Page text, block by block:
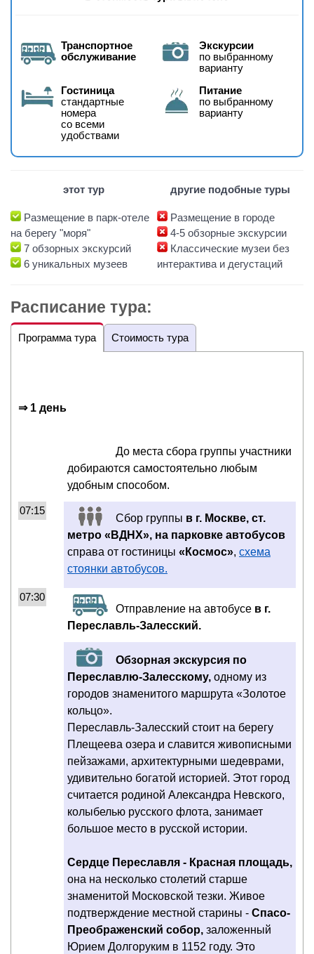
Транспортное
обслуживание
Экскурсии
по выбранному
варианту
Гостиница
стандартные
номера
со всеми
удобствами
Питание
по выбранному
варианту
этот тур
Размещение в парк-отеле
на берегу "моря"
7 обзорных экскурсий
6 уникальных музеев
другие подобные туры
Размещение в городе
4-5 обзорные экскурсии
Классические музеи без
интерактива и дегустаций
Расписание тура:
Программа тура Стоимость тура
⇒ 1 день
До места сбора группы участники
добираются самостоятельно любым
удобным способом.
07:15
Сбор группы в г. Москве, ст.
метро «ВДНХ», на парковке автобусов
справа от гостиницы «Космос», схема
стоянки автобусов.
07:30
Отправление на автобусе в г.
Переславль-Залесский.
Обзорная экскурсия по
Переславлю-Залесскому, одному из
городов знаменитого маршрута «Золотое
кольцо».
Переславль-Залесский стоит на берегу
Плещеева озера и славится живописными
пейзажами, архитектурными шедеврами,
удивительно богатой историей. Этот город
считается родиной Александра Невского,
колыбелью русского флота, занимает
большое место в русской истории.
Сердце Переславля - Красная площадь,
она на несколько столетий старше
знаменитой Московской тезки. Живое
подтверждение местной старины - Спасо-
Преображенский собор, заложенный
Юрием Долгоруким в 1152 году. Это